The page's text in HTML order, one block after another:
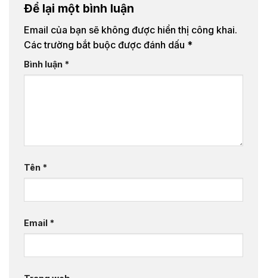
Để lại một bình luận
Email của bạn sẽ không được hiển thị công khai.
Các trường bắt buộc được đánh dấu *
Bình luận *
Tên *
Email *